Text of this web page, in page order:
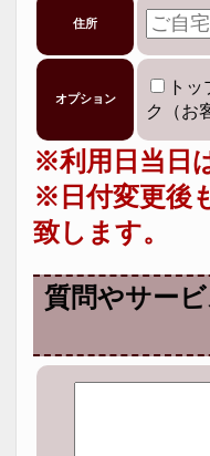
住所
オプション
ト
ク（お
※利用日当日
※日付変更後
致します。
質問やサー